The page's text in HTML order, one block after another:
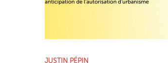
JUSTIN PÉPIN